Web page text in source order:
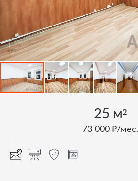
25 м²
73 000 ₽/мес.